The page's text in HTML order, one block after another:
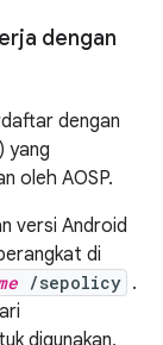
dengan
dengan
yang
oleh AOSP.
versi Android
di
/sepolicy .
digunakan,